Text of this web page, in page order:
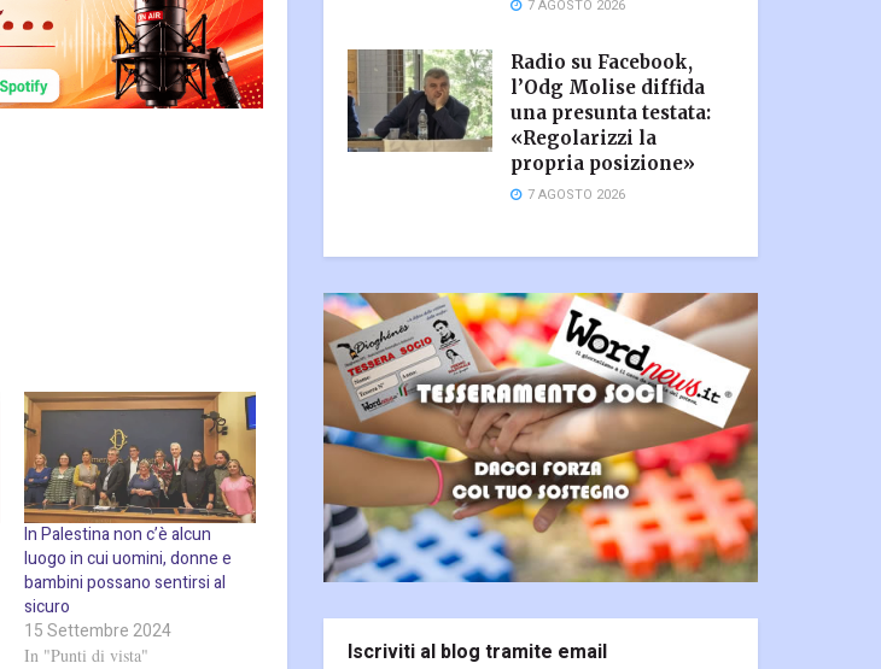
In Palestina non c’è alcun
luogo in cui uomini, donne e
bambini possano sentirsi al
sicuro
15 Settembre 2024
In "Punti di vista"
7 AGOSTO 2026
Radio su Facebook,
l’Odg Molise diffida
una presunta testata:
«Regolarizzi la
propria posizione»
7 AGOSTO 2026
Iscriviti al blog tramite email